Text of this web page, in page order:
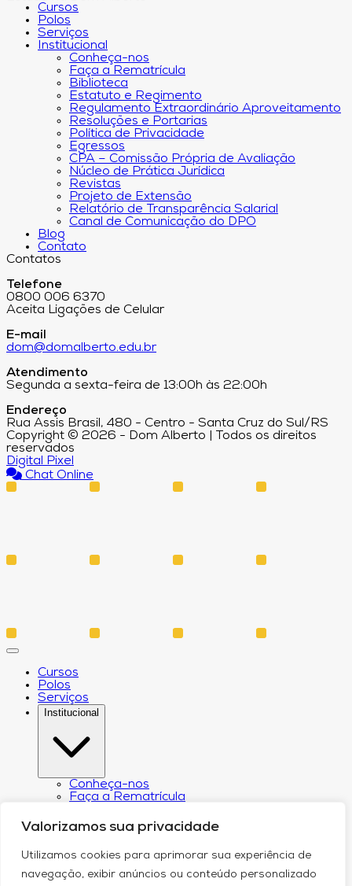
Valorizamos sua privacidade
Utilizamos cookies para aprimorar sua experiência de
navegação, exibir anúncios ou conteúdo personalizado
Cursos
Polos
Serviços
Institucional
Conheça-nos
Faça a Rematrícula
Biblioteca
Estatuto e Regimento
Regulamento Extraordinário Aproveitamento
Resoluções e Portarias
Política de Privacidade
Egressos
CPA – Comissão Própria de Avaliação
Núcleo de Prática Jurídica
Revistas
Projeto de Extensão
Relatório de Transparência Salarial
Canal de Comunicação do DPO
Blog
Contato
Contatos
Telefone
0800 006 6370
Aceita Ligações de Celular
E-mail
dom@domalberto.edu.br
Atendimento
Segunda a sexta-feira de 13:00h às 22:00h
Endereço
Rua Assis Brasil, 480 - Centro - Santa Cruz do Sul/RS
Copyright © 2026 - Dom Alberto | Todos os direitos
reservados
Digital Pixel
Chat Online
Cursos
Polos
Serviços
Institucional
Conheça-nos
Faça a Rematrícula
Estatuto e Regimento
Regulamento Extraordinário Aproveitamento
Resoluções e Portarias
Política de Privacidade
Egressos